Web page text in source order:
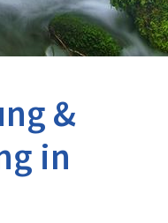
&
in